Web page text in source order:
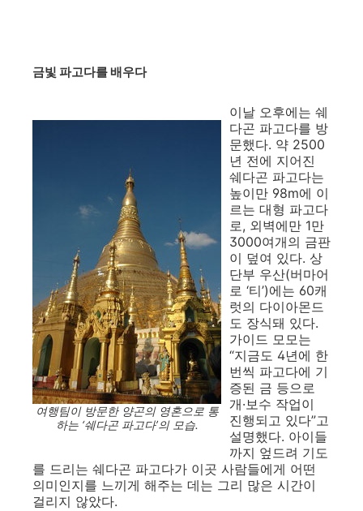
금빛 파고다를 배우다
여행팀이 방문한 양곤의 영혼으로 통
하는 ‘쉐다곤 파고다’의 모습.
이날 오후에는 쉐
다곤 파고다를 방
문했다. 약 2500
년 전에 지어진
쉐다곤 파고다는
높이만 98m에 이
르는 대형 파고다
로, 외벽에만 1만
3000여개의 금판
이 덮여 있다. 상
단부 우산(버마어
로 ‘티’)에는 60캐
럿의 다이아몬드
도 장식돼 있다.
가이드 모모는
“지금도 4년에 한
번씩 파고다에 기
증된 금 등으로
개·보수 작업이
진행되고 있다”고
설명했다. 아이들
까지 엎드려 기도
를 드리는 쉐다곤 파고다가 이곳 사람들에게 어떤
의미인지를 느끼게 해주는 데는 그리 많은 시간이
걸리지 않았다.